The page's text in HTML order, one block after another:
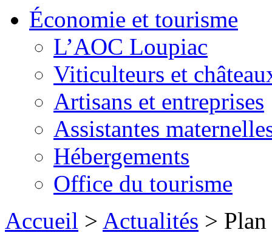
Économie et tourisme
L’AOC Loupiac
Viticulteurs et
Artisans et entreprises
Assistantes
Hébergements
Office du tourisme
Accueil > Actualités >